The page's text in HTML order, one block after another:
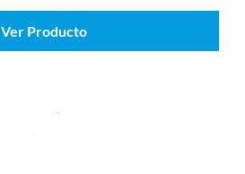
Ver Producto